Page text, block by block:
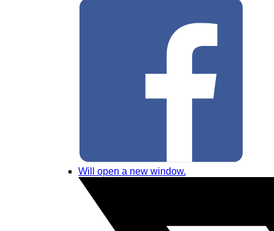
Will open a new window.